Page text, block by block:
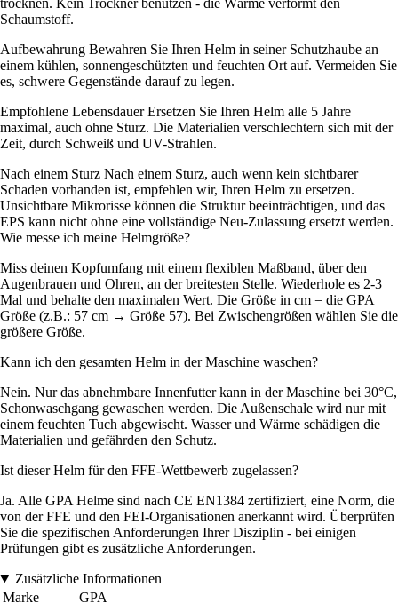
trocknen. Kein Trockner benutzen - die Wärme verformt den
Schaumstoff.
Aufbewahrung Bewahren Sie Ihren Helm in seiner Schutzhaube an
einem kühlen, sonnengeschützten und feuchten Ort auf. Vermeiden Sie
es, schwere Gegenstände darauf zu legen.
Empfohlene Lebensdauer Ersetzen Sie Ihren Helm alle 5 Jahre
maximal, auch ohne Sturz. Die Materialien verschlechtern sich mit der
Zeit, durch Schweiß und UV-Strahlen.
Nach einem Sturz Nach einem Sturz, auch wenn kein sichtbarer
Schaden vorhanden ist, empfehlen wir, Ihren Helm zu ersetzen.
Unsichtbare Mikrorisse können die Struktur beeinträchtigen, und das
EPS kann nicht ohne eine vollständige Neu-Zulassung ersetzt werden.
Wie messe ich meine Helmgröße?
Miss deinen Kopfumfang mit einem flexiblen Maßband, über den
Augenbrauen und Ohren, an der breitesten Stelle. Wiederhole es 2-3
Mal und behalte den maximalen Wert. Die Größe in cm = die GPA
Größe (z.B.: 57 cm → Größe 57). Bei Zwischengrößen wählen Sie die
größere Größe.
Kann ich den gesamten Helm in der Maschine waschen?
Nein. Nur das abnehmbare Innenfutter kann in der Maschine bei 30°C,
Schonwaschgang gewaschen werden. Die Außenschale wird nur mit
einem feuchten Tuch abgewischt. Wasser und Wärme schädigen die
Materialien und gefährden den Schutz.
Ist dieser Helm für den FFE-Wettbewerb zugelassen?
Ja. Alle GPA Helme sind nach CE EN1384 zertifiziert, eine Norm, die
von der FFE und den FEI-Organisationen anerkannt wird. Überprüfen
Sie die spezifischen Anforderungen Ihrer Disziplin - bei einigen
Prüfungen gibt es zusätzliche Anforderungen.
Zusätzliche Informationen
Marke
GPA